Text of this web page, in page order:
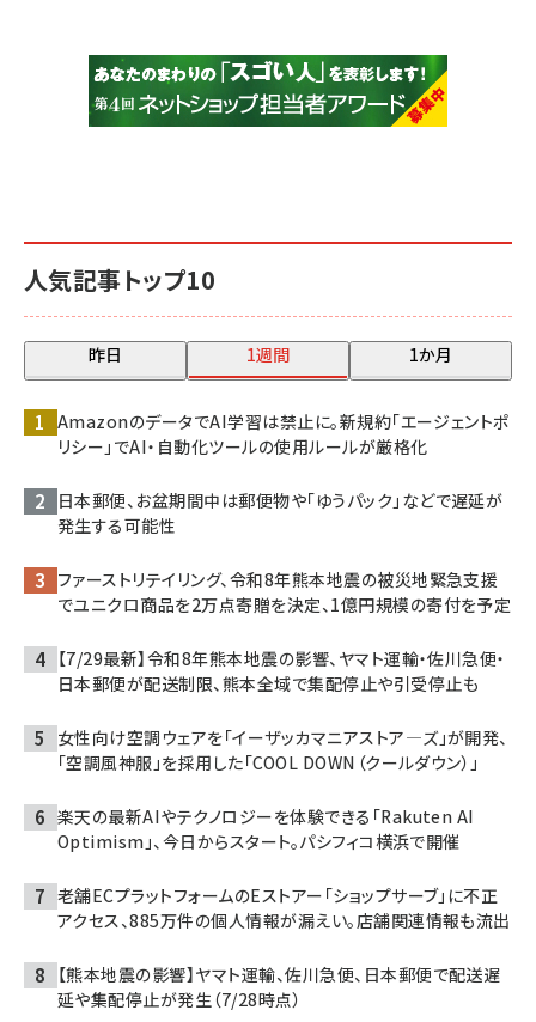
人気記事トップ10
昨日 1週間 1か月
AmazonのデータでAI学習は禁止に。新規約「エージェントポ
リシー」でAI・自動化ツールの使用ルールが厳格化
日本郵便、お盆期間中は郵便物や「ゆうパック」などで遅延が
発生する可能性
ファーストリテイリング、令和8年熊本地震の被災地緊急支援
でユニクロ商品を2万点寄贈を決定、1億円規模の寄付を予定
【7/29最新】令和8年熊本地震の影響、ヤマト運輸・佐川急便・
日本郵便が配送制限、熊本全域で集配停止や引受停止も
女性向け空調ウェアを「イーザッカマニアストア―ズ」が開発、
「空調風神服」を採用した「COOL DOWN（クールダウン）」
楽天の最新AIやテクノロジーを体験できる「Rakuten AI
Optimism」、今日からスタート。パシフィコ横浜で開催
老舗ECプラットフォームのEストアー「ショップサーブ」に不正
アクセス、885万件の個人情報が漏えい。店舗関連情報も流出
【熊本地震の影響】ヤマト運輸、佐川急便、日本郵便で配送遅
延や集配停止が発生（7/28時点）